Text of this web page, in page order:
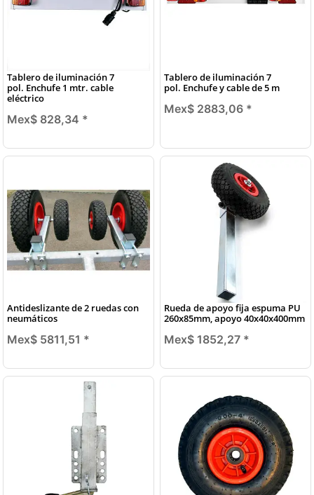
Tablero de iluminación 7
pol. Enchufe 1 mtr. cable
eléctrico
Mex$ 828,34 *
Tablero de iluminación 7
pol. Enchufe y cable de 5 m
Mex$ 2883,06 *
Antideslizante de 2 ruedas con
neumáticos
Mex$ 5811,51 *
Rueda de apoyo fija espuma PU
260x85mm, apoyo 40x40x400mm
Mex$ 1852,27 *